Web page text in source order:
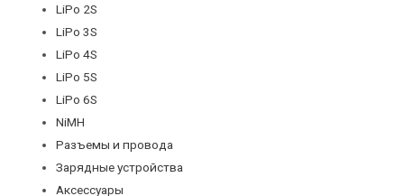
LiPo 2S
LiPo 3S
LiPo 4S
LiPo 5S
LiPo 6S
NiMH
Разъемы и провода
Зарядные устройства
Аксессуары